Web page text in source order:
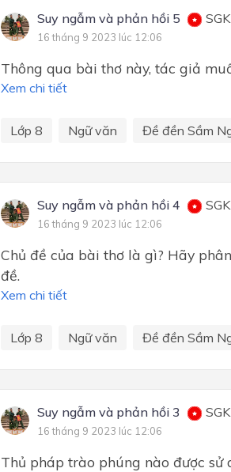
Suy ngẫm và phản hồi 5
16 tháng 9 2023 lúc 12:06
Thông qua bài thơ này, tác giả
Xem chi tiết
Lớp 8 Ngữ văn Đề đền Sầm
Suy ngẫm và phản hồi 4
16 tháng 9 2023 lúc 12:06
Chủ đề của bài thơ là gì? Hãy
đề.
Xem chi tiết
Lớp 8 Ngữ văn Đề đền Sầm
Suy ngẫm và phản hồi 3
16 tháng 9 2023 lúc 12:06
Thủ pháp trào phúng nào được sử